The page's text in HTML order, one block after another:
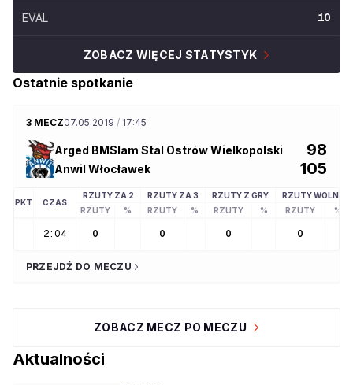
EVAL 10
ZOBACZ WIĘCEJ STATYSTYK
Ostatnie spotkanie
3 MECZ07.05.2019 / 17:45
Arged BMSlam Stal Ostrów Wielkopolski 98
Anwil Włocławek 105
PKT CZAS
RZUTY ZA 2 RZUTY ZA 3 RZUTY Z GRY
RZUTY WOLNE
RZUTY
% RZUTY % RZUTY % RZUTY %
2:04 0 0 0 0
PRZEJDŹ DO MECZU
ZOBACZ MECZ PO MECZU
Aktualności